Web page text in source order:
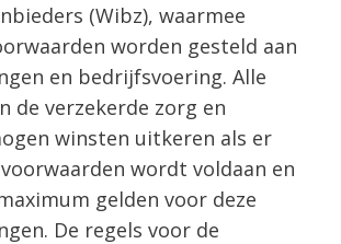
(Wibz), waarmee
worden gesteld aan
en bedrijfsvoering. Alle
de verzekerde zorg en
winsten uitkeren als er
wordt voldaan en
gelden voor deze
De regels voor de